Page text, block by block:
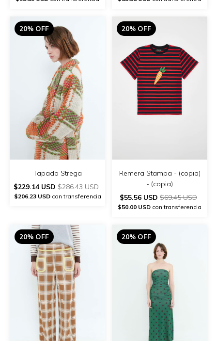
20% OFF
Tapado Strega
$229.14 USD $286.43 USD
$206.23 USDcon transferencia
20% OFF
Remera Stampa - (copia)
- (copia)
$55.56 USD $69.45 USD
$50.00 USD con transferencia
20% OFF 20% OFF